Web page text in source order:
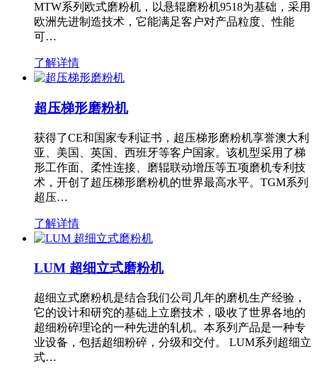
MTW系列欧式磨粉机，以悬辊磨粉机9518为基础，采用
欧洲先进制造技术，它能满足客户对产品粒度、性能
可…
了解详情
超压梯形磨粉机
获得了CE和国家专利证书，超压梯形磨粉机享誉澳大利
亚、美国、英国、西班牙等客户国家。该机型采用了梯
形工作面、柔性连接、磨辊联动增压等五项磨机专利技
术，开创了超压梯形磨粉机的世界最高水平。TGM系列
超压…
了解详情
LUM 超细立式磨粉机
超细立式磨粉机是结合我们公司几年的磨机生产经验，
它的设计和研究的基础上立磨技术，吸收了世界各地的
超细粉碎理论的一种先进的轧机。本系列产品是一种专
业设备，包括超细粉碎，分级和交付。 LUM系列超细立
式…